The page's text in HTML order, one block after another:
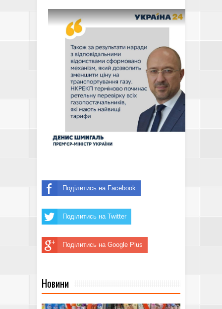
Поділитись на Facebook
Поділитись на Twitter
Поділитись на Google Plus
Новини